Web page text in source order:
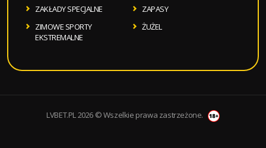
ZAKŁADY SPECJALNE
ZAPASY
ZIMOWE SPORTY
EKSTREMALNE
ŻUŻEL
LVBET.PL 2026 © Wszelkie prawa zastrzeżone.